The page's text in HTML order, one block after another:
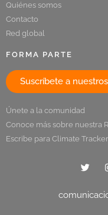
Quiénes somos
Contacto
Red global
FORMA PARTE
Suscríbete a
Únete a la comunidad
Conoce más sobre nuestra
Escribe para Climate